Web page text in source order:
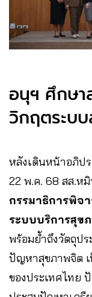
อนุฯ ศึกษ
วิกฤตระบ
หลังเดินหน้าอภิป
22 พ.ค. 68 สส.ห
กรรมาธิการพิจ
ระบบบริการสุข
พร้อมย้ำถึงวัตถุปร
ปัญหาสุขภาพจิต เ
ของประเทศไทย